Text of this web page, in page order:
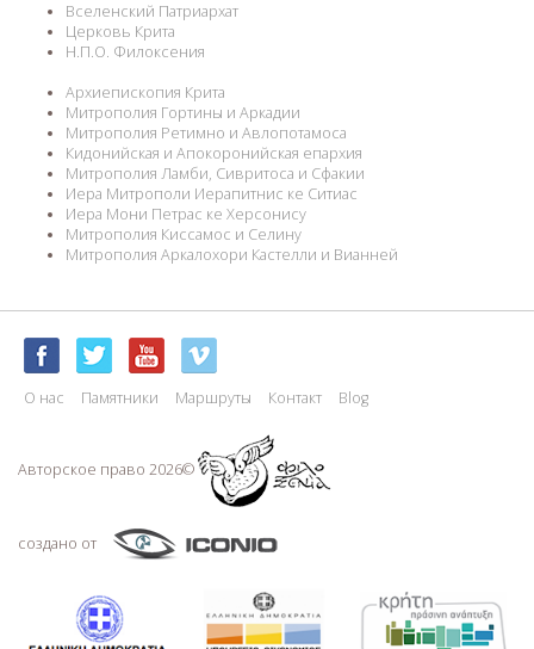
Вселенский Патриархат
Церковь Крита
Н.П.О. Филоксения
Архиепископия Крита
Митрополия Гортины и Аркадии
Митрополия Ретимно и Авлопотамоса
Кидонийская и Апокоронийская епархия
Митрополия Ламби, Сивритоса и Сфакии
Иера Митрополи Иерапитнис ке Ситиас
Иера Мони Петрас ке Херсонису
Митрополия Киссамос и Селину
Митрополия Аркалохори Кастелли и Вианней
О нас Памятники Маршруты Контакт Blog
Авторское право 2026©
создано от